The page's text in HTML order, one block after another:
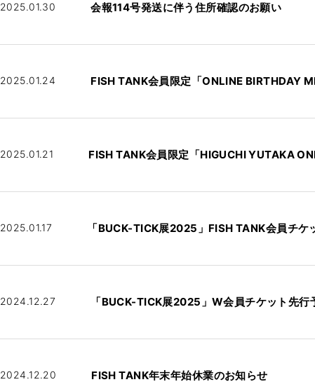
2025.01.30 会報114号発送に伴う住所確認のお願い
2025.01.24 FISH TANK会員限定「ONLINE BIRTHDAY
2025.01.21 FISH TANK会員限定「HIGUCHI YUTAKA
2025.01.17 「BUCK-TICK展2025」FISH TANK会員チケ
2024.12.27 「BUCK-TICK展2025」W会員チケット先行
2024.12.20 FISH TANK年末年始休業のお知らせ